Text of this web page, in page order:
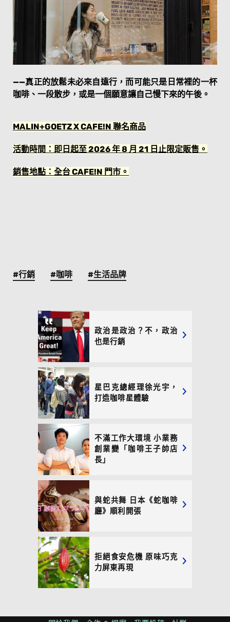
——真正的放鬆未必來自遠行，而可能只是日常裡的一杯
咖啡、一段散步，或是一個願意讓自己慢下來的午後。
MALIN+GOETZ X CAFE!N 聯名商品
活動時間：即日起至 2026 年 8 月 21 日止限定販售。
銷售地點：全台 CAFE!N 門市。
#行銷 #咖啡 #生活品牌
政治是政治？不，政治
也是行銷
星巴克總經理徐光宇，
打造咖啡星體驗
不滿工作大環境 小業務
創業變「咖啡王子帥店
長」
與蛇共舞 日本《蛇咖啡
廳》順利開張
拒絕食安危機 原味巧克
力屏東再現